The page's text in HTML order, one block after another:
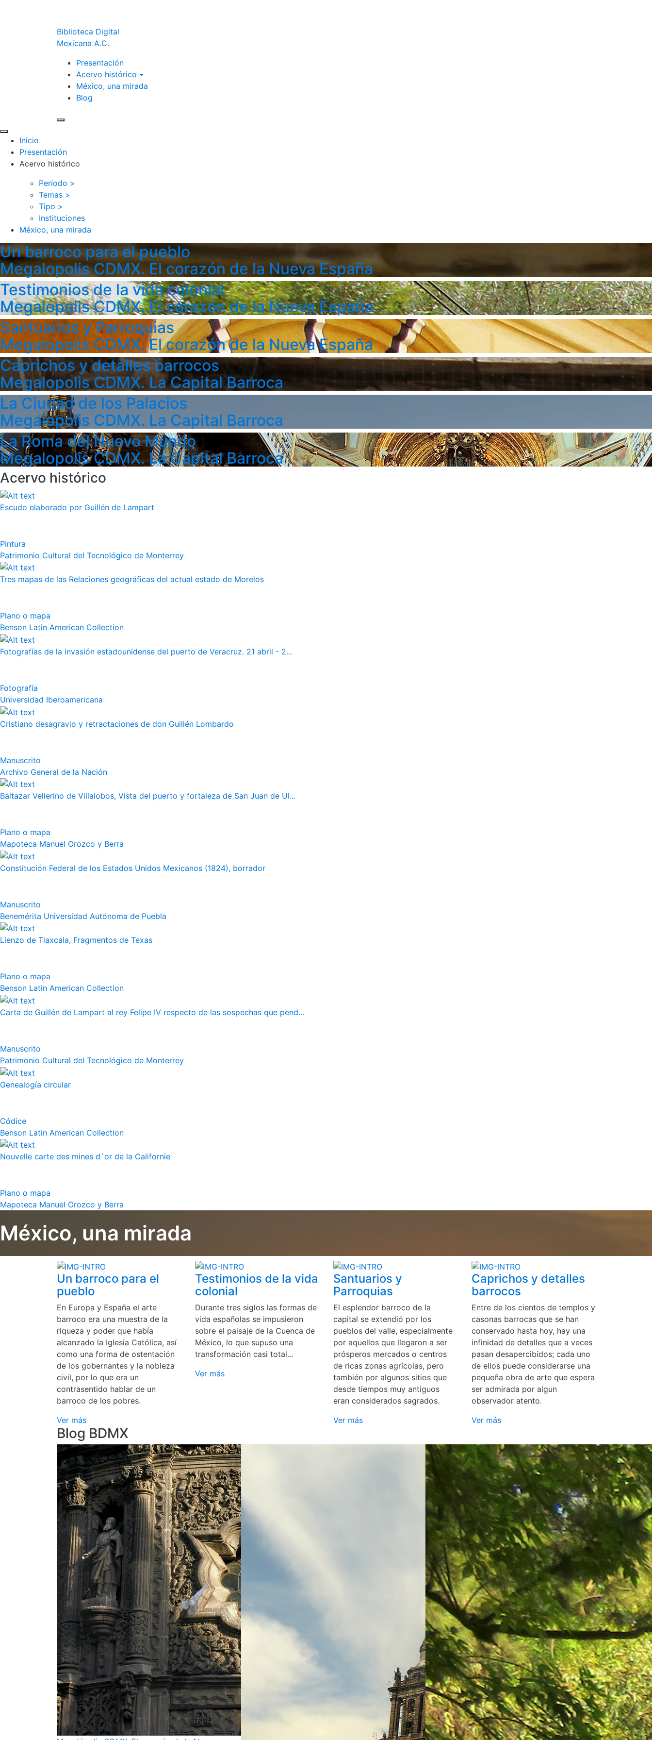
Biblioteca Digital
Mexicana A.C.
Presentación
Acervo histórico
México, una mirada
Blog
Inicio
Presentación
Acervo histórico
Período >
Temas >
Tipo >
Instituciones
México, una mirada
Un barroco para el pueblo
Megalopolis CDMX. El corazón de la Nueva España
Testimonios de la vida colonial
Megalopolis CDMX. El corazón de la Nueva España
Santuarios y Parroquias
Megalopolis CDMX. El corazón de la Nueva España
Caprichos y detalles barrocos
Megalopolis CDMX. La Capital Barroca
La Ciudad de los Palacios
Megalopolis CDMX. La Capital Barroca
La Roma del Nuevo Mundo
Megalopolis CDMX. La Capital Barroca
Acervo histórico
Escudo elaborado por Guillén de Lampart
Pintura
Patrimonio Cultural del Tecnológico de Monterrey
Tres mapas de las Relaciones geográficas del actual estado de Morelos
Plano o mapa
Benson Latin American Collection
Fotografías de la invasión estadounidense del puerto de Veracruz. 21 abril - 2...
Fotografía
Universidad Iberoamericana
Cristiano desagravio y retractaciones de don Guillén Lombardo
Manuscrito
Archivo General de la Nación
Baltazar Vellerino de Villalobos, Vista del puerto y fortaleza de San Juan de Ul...
Plano o mapa
Mapoteca Manuel Orozco y Berra
Constitución Federal de los Estados Unidos Mexicanos (1824), borrador
Manuscrito
Benemérita Universidad Autónoma de Puebla
Lienzo de Tlaxcala, Fragmentos de Texas
Plano o mapa
Benson Latin American Collection
Carta de Guillén de Lampart al rey Felipe IV respecto de las sospechas que pend...
Manuscrito
Patrimonio Cultural del Tecnológico de Monterrey
Genealogía circular
Códice
Benson Latin American Collection
Nouvelle carte des mines d´or de la Californie
Plano o mapa
Mapoteca Manuel Orozco y Berra
México, una mirada
Un barroco para el
pueblo
En Europa y España el arte
barroco era una muestra de la
riqueza y poder que había
alcanzado la Iglesia Católica, así
como una forma de ostentación
de los gobernantes y la nobleza
civil, por lo que era un
contrasentido hablar de un
barroco de los pobres.
Ver más
Testimonios de la vida
colonial
Durante tres siglos las formas de
vida españolas se impusieron
sobre el paisaje de la Cuenca de
México, lo que supuso una
transformación casi total...
Ver más
Santuarios y
Parroquias
El esplendor barroco de la
capital se extendió por los
pueblos del valle, especialmente
por aquellos que llegaron a ser
prósperos mercados o centros
de ricas zonas agrícolas, pero
también por algunos sitios que
desde tiempos muy antiguos
eran considerados sagrados.
Ver más
Caprichos y detalles
barrocos
Entre de los cientos de templos y
casonas barrocas que se han
conservado hasta hoy, hay una
infinidad de detalles que a veces
pasan desapercibidos; cada uno
de ellos puede considerarse una
pequeña obra de arte que espera
ser admirada por algun
observador atento.
Ver más
Blog BDMX